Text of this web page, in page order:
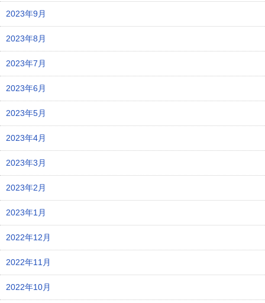
2023年9月
2023年8月
2023年7月
2023年6月
2023年5月
2023年4月
2023年3月
2023年2月
2023年1月
2022年12月
2022年11月
2022年10月